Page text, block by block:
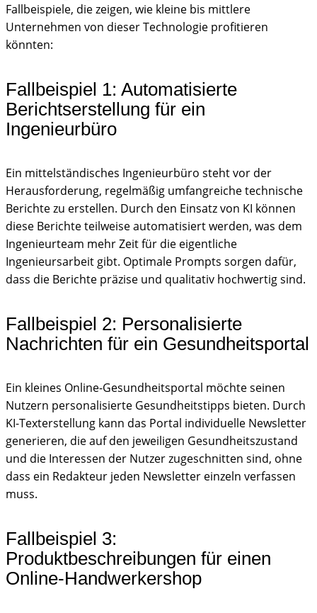
Fallbeispiele, die zeigen, wie kleine bis mittlere
Unternehmen von dieser Technologie profitieren
könnten:
Fallbeispiel 1: Automatisierte
Berichtserstellung für ein
Ingenieurbüro
Ein mittelständisches Ingenieurbüro steht vor der
Herausforderung, regelmäßig umfangreiche technische
Berichte zu erstellen. Durch den Einsatz von KI können
diese Berichte teilweise automatisiert werden, was dem
Ingenieurteam mehr Zeit für die eigentliche
Ingenieursarbeit gibt. Optimale Prompts sorgen dafür,
dass die Berichte präzise und qualitativ hochwertig sind.
Fallbeispiel 2: Personalisierte
Nachrichten für ein Gesundheitsportal
Ein kleines Online-Gesundheitsportal möchte seinen
Nutzern personalisierte Gesundheitstipps bieten. Durch
KI-Texterstellung kann das Portal individuelle Newsletter
generieren, die auf den jeweiligen Gesundheitszustand
und die Interessen der Nutzer zugeschnitten sind, ohne
dass ein Redakteur jeden Newsletter einzeln verfassen
muss.
Fallbeispiel 3:
Produktbeschreibungen für einen
Online-Handwerkershop